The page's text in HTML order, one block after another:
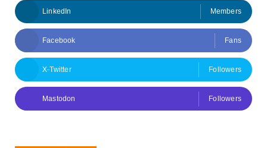
LinkedIn Members
Facebook Fans
X-Twitter Followers
Mastodon Followers